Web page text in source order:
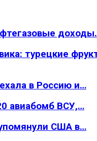
турецкие
в Россию и…
авиабомб ВСУ,…
США в…